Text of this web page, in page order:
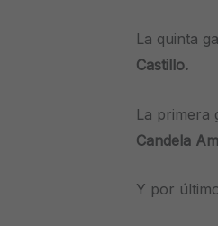
La quinta
Castillo.
La primera
Candela
Y por